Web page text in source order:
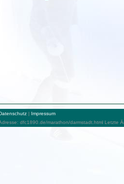
| Impressum
dfc1890.de/marathon/darmstadt.html Letzte